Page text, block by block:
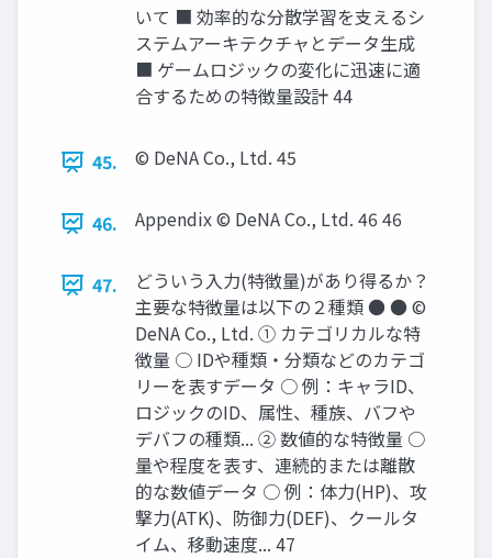
いて ■ 効率的な分散学習を支えるシ
ステムアーキテクチャとデータ生成
■ ゲームロジックの変化に迅速に適
合するための特徴量設計 44
45. © DeNA Co., Ltd. 45
46. Appendix © DeNA Co., Ltd. 46 46
47.
どういう入力(特徴量)があり得るか？
主要な特徴量は以下の２種類 ● ● ©
DeNA Co., Ltd. ① カテゴリカルな特
徴量 ○ IDや種類・分類などのカテゴ
リーを表すデータ ○ 例：キャラID、
ロジックのID、属性、種族、バフや
デバフの種類... ② 数値的な特徴量 ○
量や程度を表す、連続的または離散
的な数値データ ○ 例：体力(HP)、攻
撃力(ATK)、防御力(DEF)、クールタ
イム、移動速度... 47